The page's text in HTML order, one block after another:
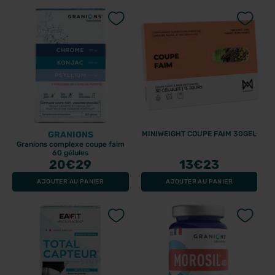
GRANIONS
Granions complexe coupe faim
60 gélules
20€29
AJOUTER AU PANIER
MINIWEIGHT COUPE FAIM 30GEL
13€23
AJOUTER AU PANIER